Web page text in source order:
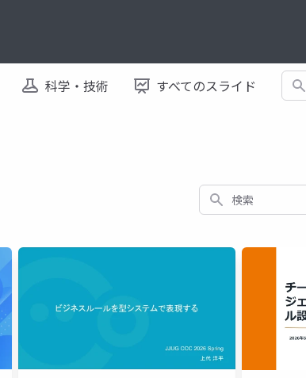
科学・技術 すべてのスライド 検索
検索